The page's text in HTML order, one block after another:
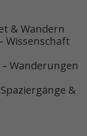
& Wandern
Wissenschaft
– Wanderungen
&